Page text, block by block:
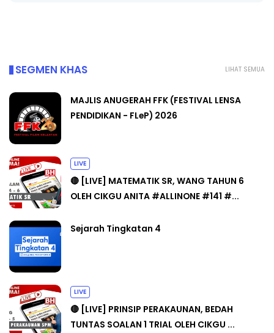
LIHAT SEMUA
SEGMEN KHAS
MAJLIS ANUGERAH FFK (FESTIVAL LENSA
PENDIDIKAN - FLeP) 2026
LIVE
🔴 [LIVE] MATEMATIK SR, WANG TAHUN 6
OLEH CIKGU ANITA #ALLINONE #141 #...
Sejarah Tingkatan 4
LIVE
🔴 [LIVE] PRINSIP PERAKAUNAN, BEDAH
TUNTAS SOALAN 1 TRIAL OLEH CIKGU ...